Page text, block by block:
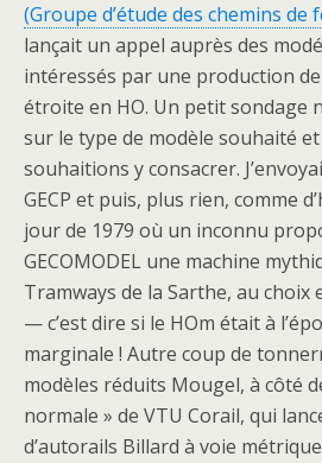
(Groupe d’étude des chemins de
lançait un appel auprès des
intéressés par une production
étroite en HO. Un petit sondage
sur le type de modèle souhaité
souhaitions y consacrer.
GECP et puis, plus rien, comme
jour de 1979 où un inconnu
GECOMODEL une machine
Tramways de la Sarthe, au choix
— c’est dire si le HOm était à
marginale ! Autre coup de
modèles réduits Mougel, à côté
normale » de VTU Corail, qui
d’autorails Billard à voie